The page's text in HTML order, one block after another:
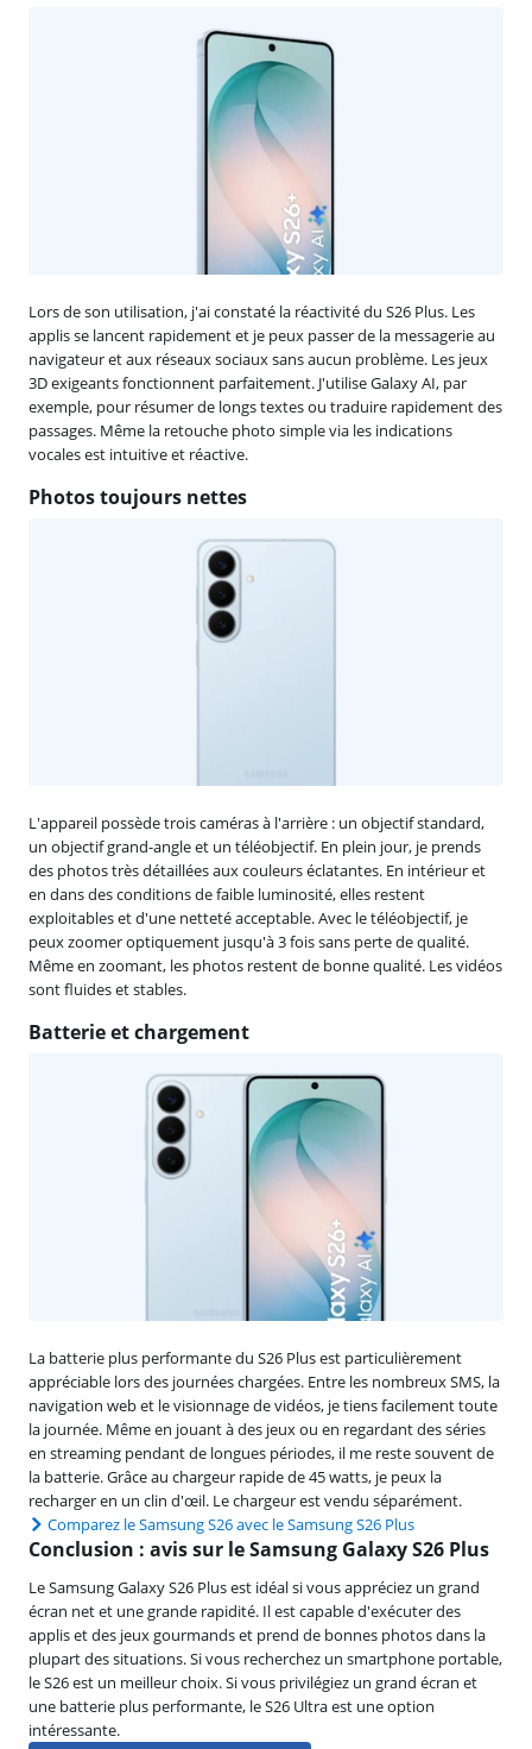
Lors de son utilisation, j'ai constaté la réactivité du S26 Plus. Les
applis se lancent rapidement et je peux passer de la messagerie au
navigateur et aux réseaux sociaux sans aucun problème. Les jeux
3D exigeants fonctionnent parfaitement. J'utilise Galaxy AI, par
exemple, pour résumer de longs textes ou traduire rapidement des
passages. Même la retouche photo simple via les indications
vocales est intuitive et réactive.
Photos toujours nettes
L'appareil possède trois caméras à l'arrière : un objectif standard,
un objectif grand-angle et un téléobjectif. En plein jour, je prends
des photos très détaillées aux couleurs éclatantes. En intérieur et
en dans des conditions de faible luminosité, elles restent
exploitables et d'une netteté acceptable. Avec le téléobjectif, je
peux zoomer optiquement jusqu'à 3 fois sans perte de qualité.
Même en zoomant, les photos restent de bonne qualité. Les vidéos
sont fluides et stables.
Batterie et chargement
La batterie plus performante du S26 Plus est particulièrement
appréciable lors des journées chargées. Entre les nombreux SMS, la
navigation web et le visionnage de vidéos, je tiens facilement toute
la journée. Même en jouant à des jeux ou en regardant des séries
en streaming pendant de longues périodes, il me reste souvent de
la batterie. Grâce au chargeur rapide de 45 watts, je peux la
recharger en un clin d'œil. Le chargeur est vendu séparément.
Comparez le Samsung S26 avec le Samsung S26 Plus
Conclusion : avis sur le Samsung Galaxy S26 Plus
Le Samsung Galaxy S26 Plus est idéal si vous appréciez un grand
écran net et une grande rapidité. Il est capable d'exécuter des
applis et des jeux gourmands et prend de bonnes photos dans la
plupart des situations. Si vous recherchez un smartphone portable,
le S26 est un meilleur choix. Si vous privilégiez un grand écran et
une batterie plus performante, le S26 Ultra est une option
intéressante.